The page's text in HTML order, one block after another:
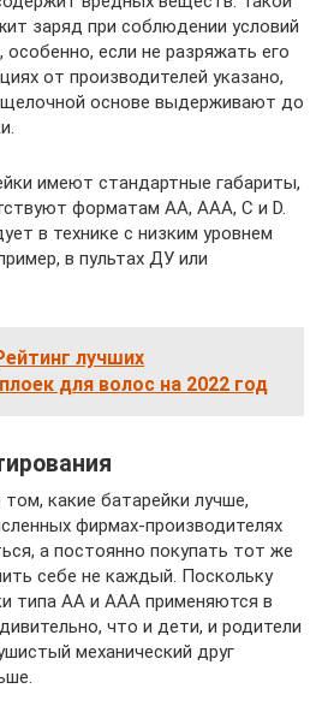
заряд при соблюдении условий
особенно, если не разряжать его
от производителей указано,
основе выдерживают до
имеют стандартные габариты,
форматам АА, ААА, С и D.
в технике с низким уровнем
в пультах ДУ или
лучших
для волос на 2022 год
какие батарейки лучше,
фирмах-производителях
а постоянно покупать тот же
себе не каждый. Поскольку
типа АА и ААА применяются в
что и дети, и родители
механический друг